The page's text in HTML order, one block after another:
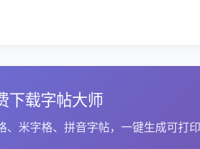
下载字帖大师
、米字格、拼音字帖，一键生成可打